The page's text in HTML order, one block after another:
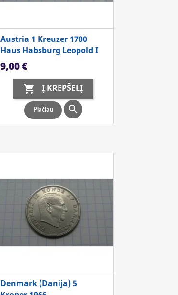
Austria 1 Kreuzer 1700
Haus Habsburg Leopold I
Kaina
9,00 €
 Į KREPŠELĮ
Plačiau 
Denmark (Danija) 5